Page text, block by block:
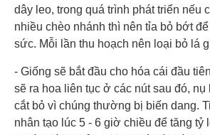
dây leo, trong quá trình phát triển nếu
nhiều chèo nhánh thì nên tỉa bỏ bớt
sức. Mỗi lần thu hoạch nên loại bỏ lá
- Giống sẽ bắt đầu cho hóa cái đầu
sẽ ra hoa liên tục ở các nút sau đó, nụ
cắt bỏ vì chúng thường bị biến dang.
nhân tạo lúc 5 - 6 giờ chiều để tăng tỷ